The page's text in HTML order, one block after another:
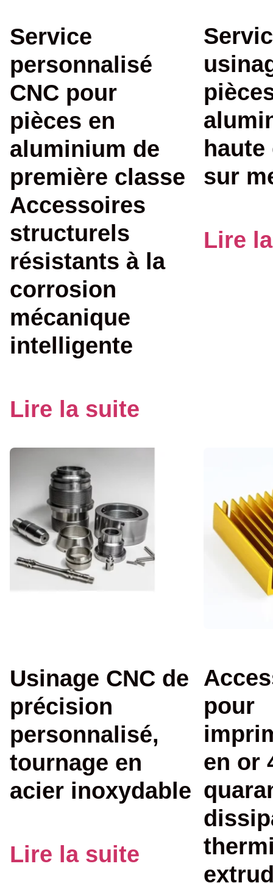
Service
personnalisé
CNC pour
pièces en
aluminium de
première classe
Accessoires
structurels
résistants à la
corrosion
mécanique
intelligente
Lire la suite
haute
sur
Lire
Usinage CNC de
précision
personnalisé,
tournage en
acier inoxydable
Lire la suite
pour
en or